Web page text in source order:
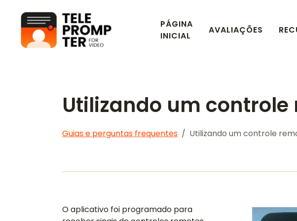
Teleprompter para vídeo
PÁGINA
INICIAL
AVALIAÇÕES
Utilizando um
Guias e perguntas frequentes Utilizando um controle
O aplicativo foi programado para